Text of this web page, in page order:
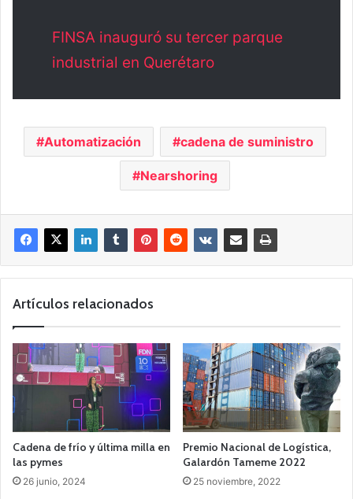
FINSA inauguró su tercer parque
industrial en Querétaro
Automatización cadena de suministro
Nearshoring
Artículos relacionados
Cadena de frío y última milla en
las pymes
26 junio, 2024
Premio Nacional de Logística,
Galardón Tameme 2022
25 noviembre, 2022